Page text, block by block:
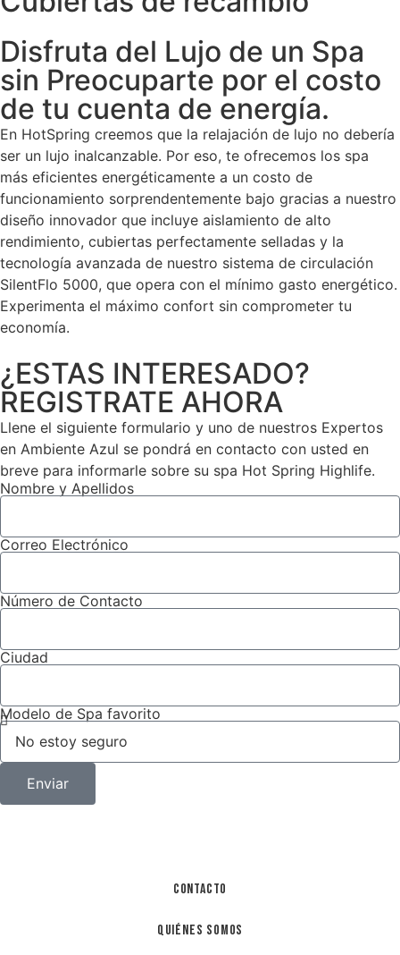
Disfruta del Lujo de un Spa
sin Preocuparte por el costo
de tu cuenta de energía.
En HotSpring creemos que la relajación de lujo no debería
ser un lujo inalcanzable. Por eso, te ofrecemos los spa
más eficientes energéticamente a un costo de
funcionamiento sorprendentemente bajo gracias a nuestro
diseño innovador que incluye aislamiento de alto
rendimiento, cubiertas perfectamente selladas y la
tecnología avanzada de nuestro sistema de circulación
SilentFlo 5000, que opera con el mínimo gasto energético.
Experimenta el máximo confort sin comprometer tu
economía.
¿ESTAS INTERESADO?
REGISTRATE AHORA
Llene el siguiente formulario y uno de nuestros Expertos
en Ambiente Azul se pondrá en contacto con usted en
breve para informarle sobre su spa Hot Spring Highlife.
Nombre y Apellidos
Correo Electrónico
Número de Contacto
Ciudad
Modelo de Spa favorito
Enviar
Contacto
Quiénes Somos